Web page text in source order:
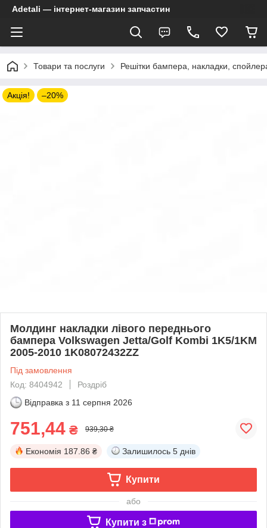
Adetali — інтернет-магазин запчастин
Товари та послуги Решітки бампера, накладки,
Акція! –20%
Молдинг накладки лівого переднього
бампера Volkswagen Jetta/Golf Kombi 1K5/1KM
2005-2010 1K08072432ZZ
Під замовлення
Код: 8404942
Роздріб
Відправка з 11 серпня 2026
751,44 ₴ 939,30 ₴
Економія 187.86 ₴ Залишилось 5 днів
Купити
або
Купити з